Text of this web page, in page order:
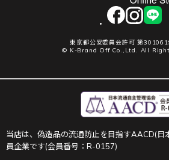
facebookinstagram
LINE
東京都公安委員会許可 第
© K-Brand Off Co.,Ltd. All
当店は、偽造品の流通防止を目指すAACD(日
員企業です(会員番号：R-0157)